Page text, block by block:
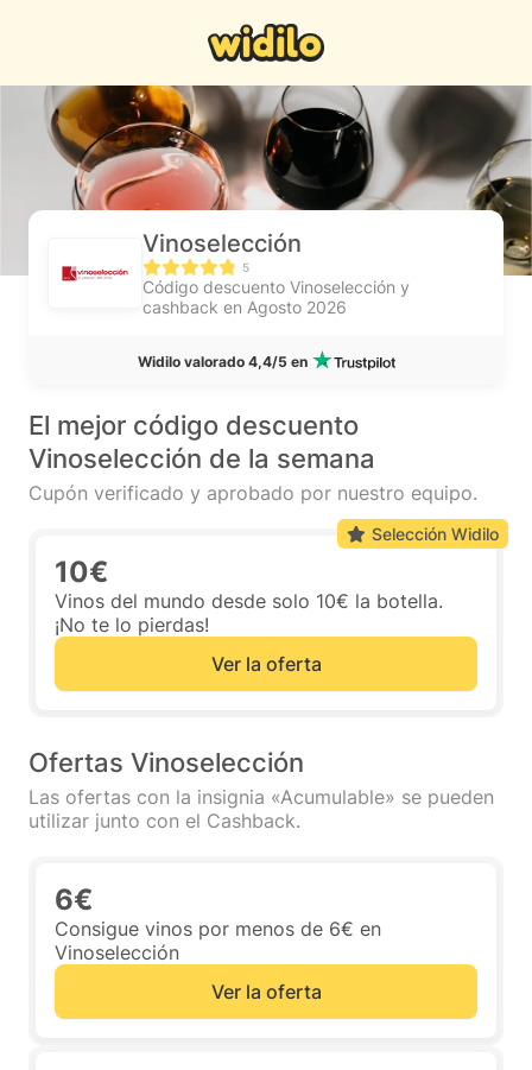
Vinoselección
5
Código descuento Vinoselección y
cashback en Agosto 2026
Widilo valorado 4,4/5 en
El mejor código descuento
Vinoselección de la semana
Cupón verificado y aprobado por nuestro equipo.
10€
Vinos del mundo desde solo 10€ la botella.
¡No te lo pierdas!
Ver la oferta
Selección Widilo
Ofertas Vinoselección
Las ofertas con la insignia «Acumulable» se pueden
utilizar junto con el Cashback.
6€
Consigue vinos por menos de 6€ en
Vinoselección
Ver la oferta